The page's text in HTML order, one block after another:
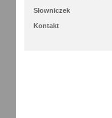
Słowniczek
Kontakt